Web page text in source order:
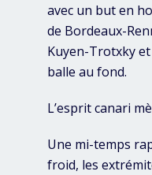
avec un but en
de Bordeaux-
Kuyen-Trotxky
balle au fond.
L’esprit canari
Une mi-temps
froid, les